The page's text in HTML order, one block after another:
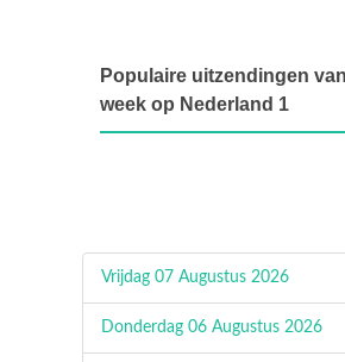
Populaire uitzendingen
week op Nederland 1
Vrijdag 07 Augustus 2026
Donderdag 06 Augustus 2026